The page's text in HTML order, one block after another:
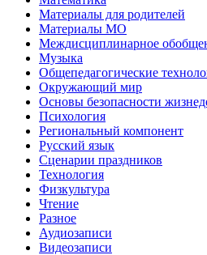
Материалы для родителей
Материалы МО
Междисциплинарное
Музыка
Общепедагогические
Окружающий мир
Основы безопасности
Психология
Региональный компонент
Русский язык
Сценарии праздников
Технология
Физкультура
Чтение
Разное
Аудиозаписи
Видеозаписи